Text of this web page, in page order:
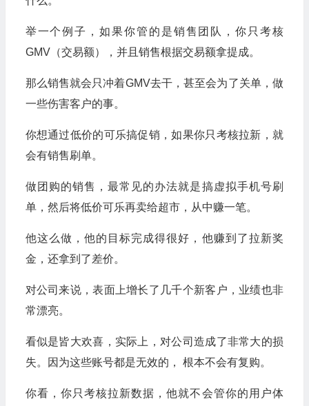
举一个例子，如果你管的是销售团队，你只考核
GMV（交易额），并且销售根据交易额拿提成。
那么销售就会只冲着GMV去干，甚至会为了关单，做
一些伤害客户的事。
你想通过低价的可乐搞促销，如果你只考核拉新，就
会有销售刷单。
做团购的销售，最常见的办法就是搞虚拟手机号刷
单，然后将低价可乐再卖给超市，从中赚一笔。
他这么做，他的目标完成得很好，他赚到了拉新奖
金，还拿到了差价。
对公司来说，表面上增长了几千个新客户，业绩也非
常漂亮。
看似是皆大欢喜，实际上，对公司造成了非常大的损
失。因为这些账号都是无效的， 根本不会有复购。
你看，你只考核拉新数据，他就不会管你的用户体